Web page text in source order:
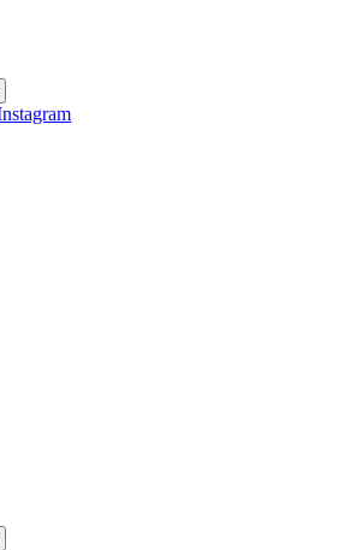
Serientipps
und Reviews zu